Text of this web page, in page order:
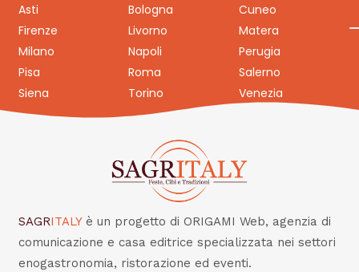
Asti Bologna
Cuneo
Firenze
Livorno
Matera
Milano
Napoli
Perugia
Pisa
Roma
Salerno
Siena
Torino Venezia
SAGRITALY è un progetto di ORIGAMI Web, agenzia di
comunicazione e casa editrice specializzata nei settori
enogastronomia, ristorazione ed eventi.